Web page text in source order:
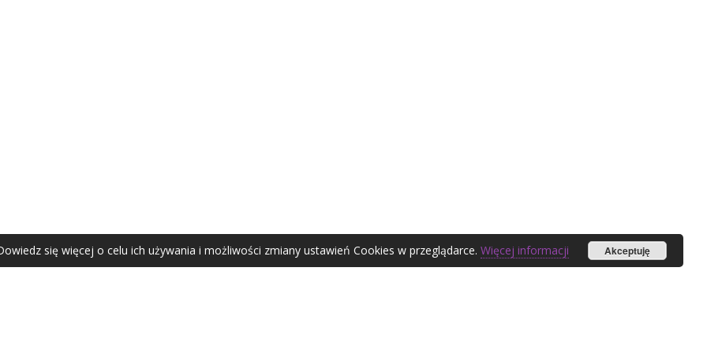
Agata Zubel © 2021
się więcej o celu ich używania i możliwości zmiany ustawień Cookies w przeglądarce. Więcej informacji Akceptuję